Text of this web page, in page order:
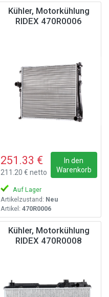
Kühler, Motorkühlung
RIDEX 470R0006
251.33 €
211.20 € netto
In den
Warenkorb
Auf Lager
Artikelzustand: Neu
Artikel: 470R0006
Kühler, Motorkühlung
RIDEX 470R0008